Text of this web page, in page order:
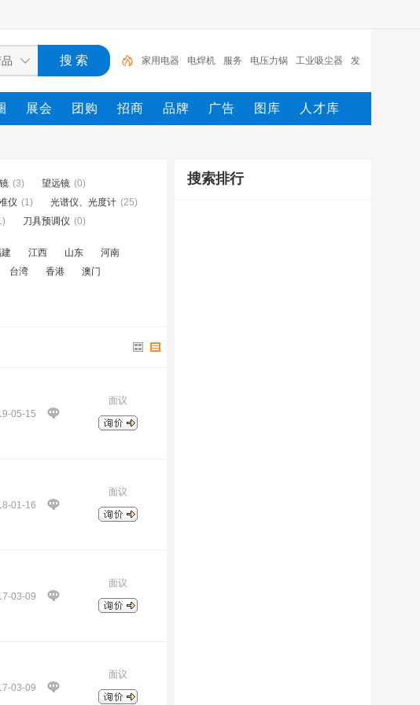
家用电器 电焊机 服务 电压力锅 工业吸尘器 发
热电缆 服装 服装打包机 服务/ 工具
展会 团购 招商 品牌 广告 图库 人才库
(3) 望远镜 (0)
仪 (1) 光谱仪、光度计 (25)
刀具预调仪 (0)
江西 山东
河南
台湾 香港 澳门
05-15
面议
01-16
面议
03-09
面议
03-09
面议
搜索排行